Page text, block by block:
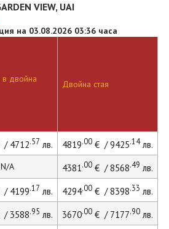
VIEW, UAI
на 03.08.2026 03:36 часа
в двойна
Двойна стая
4712.57 лв. 4819.00€ / 9425.14лв.
N/A 4381.00€ / 8568.49 лв.
4199.17 лв. 4294.00€ / 8398.33 лв.
3588.95 лв. 3670.00€ / 7177.90лв.